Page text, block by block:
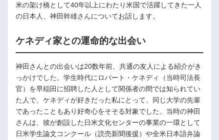
米の架け橋として40年以上にわたり米国で活躍してきた一人
の日本人、神田幹雄さんについてお話します。
ケネディ家との運命的な出会い
神田さんとの出会いは20数年前、共通の友人による紹介がき
っかけでした。学生時代にロバート・ケネディ（当時司法長
官）を早稲田に招聘した人として関係者の間では知られてい
た人で、ケネディが好きだった私にとって、同じ大学の先輩
であったこともあり好奇心をそそる対象でした。当時の神田
さんは、彼が創設した日米文化センターの事業の一環として
日米学生論文コンクール（読売新聞後援）や全米日本語弁論